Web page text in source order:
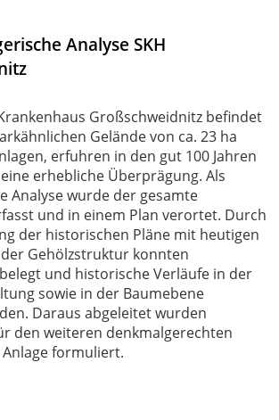
Analyse SKH
Großschweidnitz befindet
Gelände von ca. 23 ha
erfuhren in den gut 100 Jahren
erhebliche Überprägung. Als
Analyse wurde der gesamte
und in einem Plan verortet. Durch
der historischen Pläne mit heutigen
Gehölzstruktur konnten
und historische Verläufe in der
sowie in der Baumebene
Daraus abgeleitet wurden
den weiteren denkmalgerechten
formuliert.